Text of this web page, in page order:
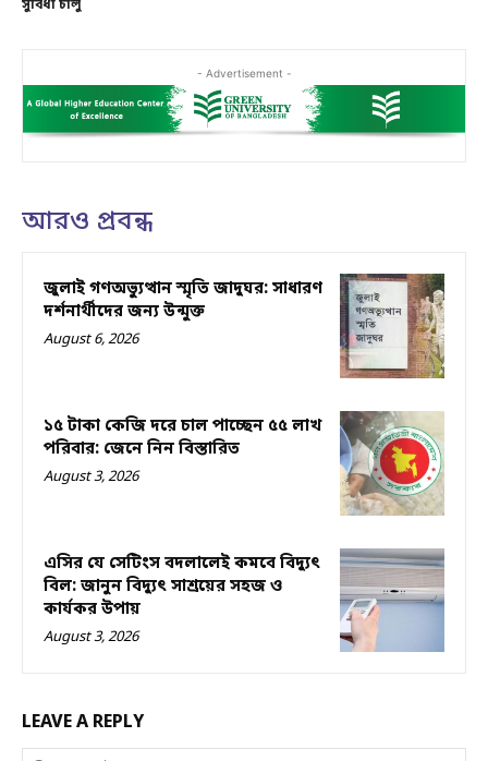
সুবিধা চালু
- Advertisement -
আরও প্রবন্ধ
জুলাই গণঅভ্যুত্থান স্মৃতি জাদুঘর: সাধারণ
দর্শনার্থীদের জন্য উন্মুক্ত
August 6, 2026
১৫ টাকা কেজি দরে চাল পাচ্ছেন ৫৫ লাখ
পরিবার: জেনে নিন বিস্তারিত
August 3, 2026
এসির যে সেটিংস বদলালেই কমবে বিদ্যুৎ
বিল: জানুন বিদ্যুৎ সাশ্রয়ের সহজ ও
কার্যকর উপায়
August 3, 2026
LEAVE A REPLY